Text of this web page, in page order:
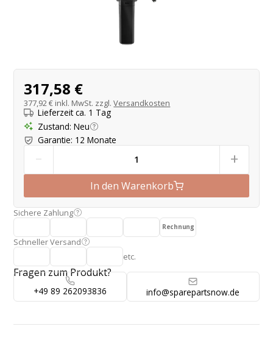
Produktangebot
317,58 €
377,92 € inkl. MwSt. zzgl.Versandkosten
Lieferzeit ca. 1 Tag
Zustand: Neu
Garantie: 12 Monate
- +
In den Warenkorb
Sichere Zahlung
Rechnung
Schneller Versand
etc.
Fragen zum Produkt?
+49 89 262093836 info@sparepartsnow.de